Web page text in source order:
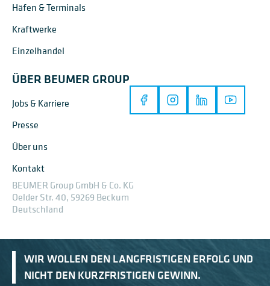
Häfen & Terminals
Kraftwerke
Einzelhandel
ÜBER BEUMER GROUP
Jobs & Karriere
Presse
Über uns
Kontakt
BEUMER Group GmbH & Co. KG
Oelder Str. 40, 59269 Beckum
Deutschland
WIR WOLLEN DEN LANGFRISTIGEN ERFOLG UND
NICHT DEN KURZFRISTIGEN GEWINN.